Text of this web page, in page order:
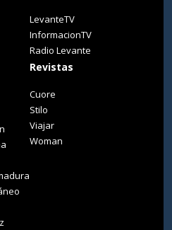
LevanteTV
InformacionTV
Radio Levante
Revistas
Cuore
Stilo
Viajar
Woman